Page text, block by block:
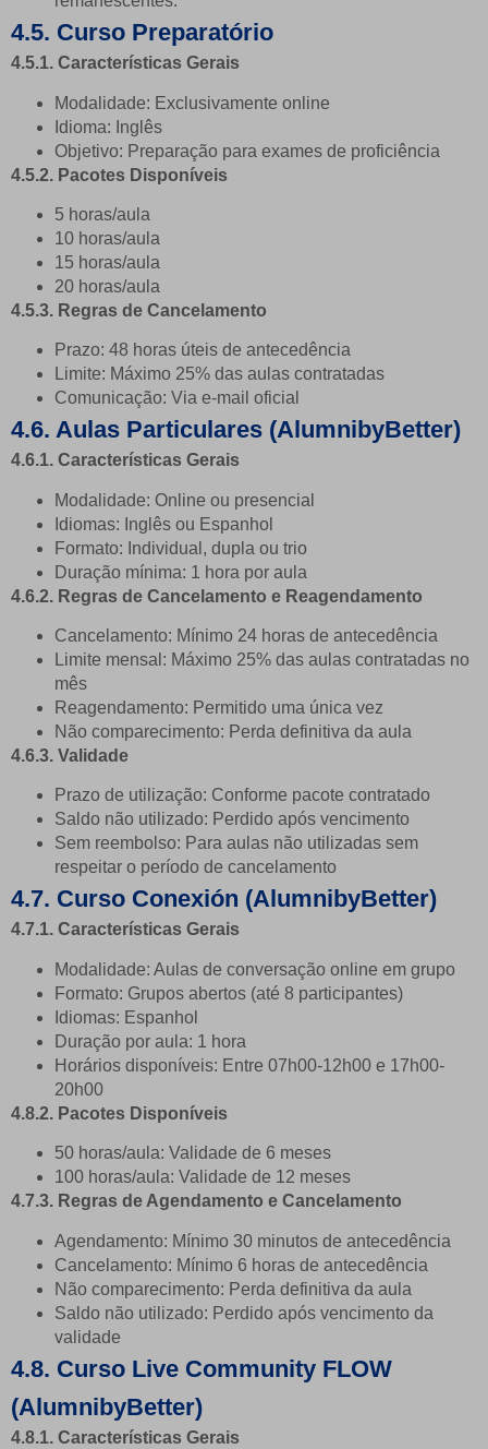
4.5. Curso Preparatório
4.5.1. Características Gerais
Modalidade: Exclusivamente online
Idioma: Inglês
Objetivo: Preparação para exames de proficiência
4.5.2. Pacotes Disponíveis
5 horas/aula
10 horas/aula
15 horas/aula
20 horas/aula
4.5.3. Regras de Cancelamento
Prazo: 48 horas úteis de antecedência
Limite: Máximo 25% das aulas contratadas
Comunicação: Via e-mail oficial
4.6. Aulas Particulares (AlumnibyBetter)
4.6.1. Características Gerais
Modalidade: Online ou presencial
Idiomas: Inglês ou Espanhol
Formato: Individual, dupla ou trio
Duração mínima: 1 hora por aula
4.6.2. Regras de Cancelamento e Reagendamento
Cancelamento: Mínimo 24 horas de antecedência
Limite mensal: Máximo 25% das aulas contratadas no
mês
Reagendamento: Permitido uma única vez
Não comparecimento: Perda definitiva da aula
4.6.3. Validade
Prazo de utilização: Conforme pacote contratado
Saldo não utilizado: Perdido após vencimento
Sem reembolso: Para aulas não utilizadas sem
respeitar o período de cancelamento
4.7. Curso Conexión (AlumnibyBetter)
4.7.1. Características Gerais
Modalidade: Aulas de conversação online em grupo
Formato: Grupos abertos (até 8 participantes)
Idiomas: Espanhol
Duração por aula: 1 hora
Horários disponíveis: Entre 07h00-12h00 e 17h00-
20h00
4.8.2. Pacotes Disponíveis
50 horas/aula: Validade de 6 meses
100 horas/aula: Validade de 12 meses
4.7.3. Regras de Agendamento e Cancelamento
Agendamento: Mínimo 30 minutos de antecedência
Cancelamento: Mínimo 6 horas de antecedência
Não comparecimento: Perda definitiva da aula
Saldo não utilizado: Perdido após vencimento da
validade
4.8. Curso Live Community FLOW
(AlumnibyBetter)
4.8.1. Características Gerais